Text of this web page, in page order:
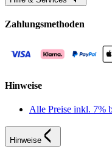
Zahlungsmethoden
Hinweise
Alle Preise inkl. 7%
Hinweise